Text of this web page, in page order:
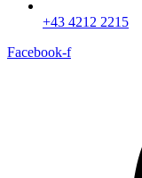
+43 4212 2215
Facebook-f